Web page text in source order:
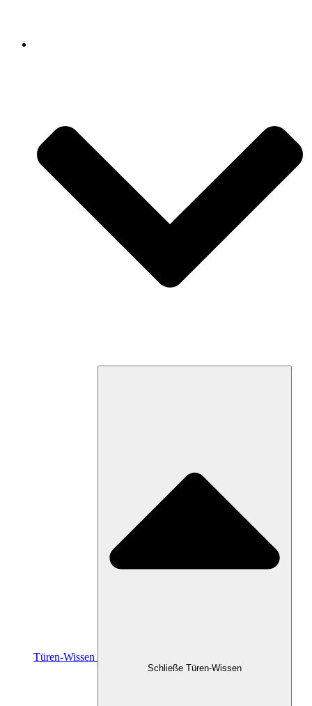
Türen-Wissen
Schließe Türen-Wissen